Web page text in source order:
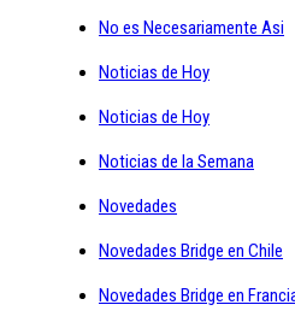
No es Necesariamente Asi
Noticias de Hoy
Noticias de Hoy
Noticias de la Semana
Novedades
Novedades Bridge en Chile
Novedades Bridge en